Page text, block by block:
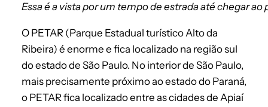
Essa é a vista por um tempo de estrada até chegar ao
O PETAR (Parque Estadual turístico Alto da
Ribeira) é enorme e fica localizado na região sul
do estado de São Paulo. No interior de São Paulo,
mais precisamente próximo ao estado do Paraná,
o PETAR fica localizado entre as cidades de Apiaí